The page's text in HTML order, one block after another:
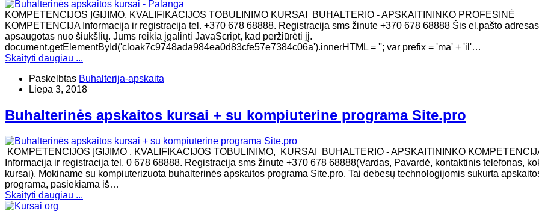
KOMPETENCIJOS ĮGIJIMO, KVALIFIKACIJOS TOBULINIMO KURSAI BUHALTERIO - APSKAITININKO PROFESINĖ
KOMPETENCIJA Informacija ir registracija tel. +370 678 68888. Registracija sms žinute +370 678 68888 Šis el.pašto
apsaugotas nuo šiukšlių. Jums reikia įgalinti JavaScript, kad peržiūrėti jį.
document.getElementById('cloak7c9748ada984ea0d83cfe57e7384c06a').innerHTML = ''; var prefix = 'ma' + 'il'…
Skaityti daugiau ...
Paskelbtas Buhalterija-apskaita
Liepa 3, 2018
Buhalterinės apskaitos kursai + su kompiuterine programa Site.pro
KOMPETENCIJOS ĮGIJIMO , KVALIFIKACIJOS TOBULINIMO, KURSAI BUHALTERIO - APSKAITININKO
Informacija ir registracija tel. 0 678 68888. Registracija sms žinute +370 678 68888(Vardas, Pavardė, kontaktinis telefonas,
kursai). Mokiname su kompiuterizuota buhalterinės apskaitos programa Site.pro. Tai debesų technologijomis sukurta
programa, pasiekiama iš…
Skaityti daugiau ...